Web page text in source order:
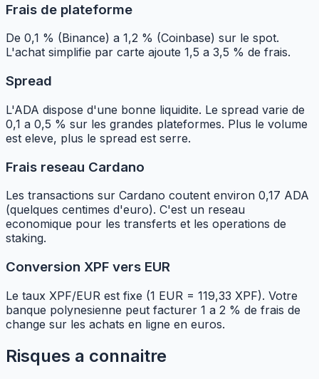
Frais de plateforme
De 0,1 % (Binance) a 1,2 % (Coinbase) sur le spot.
L'achat simplifie par carte ajoute 1,5 a 3,5 % de frais.
Spread
L'ADA dispose d'une bonne liquidite. Le spread varie de
0,1 a 0,5 % sur les grandes plateformes. Plus le volume
est eleve, plus le spread est serre.
Frais reseau Cardano
Les transactions sur Cardano coutent environ 0,17 ADA
(quelques centimes d'euro). C'est un reseau
economique pour les transferts et les operations de
staking.
Conversion XPF vers EUR
Le taux XPF/EUR est fixe (1 EUR = 119,33 XPF). Votre
banque polynesienne peut facturer 1 a 2 % de frais de
change sur les achats en ligne en euros.
Risques a connaitre